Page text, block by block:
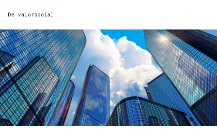
De valorsocial